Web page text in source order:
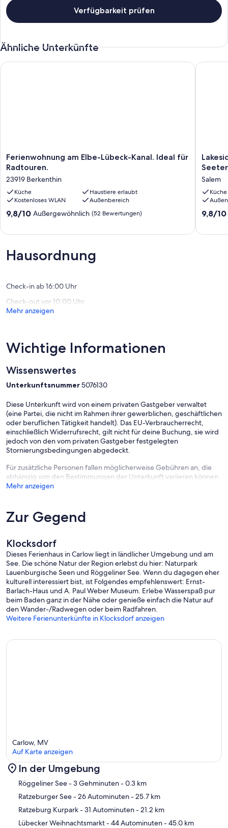
Verfügbarkeit prüfen
Ähnliche Unterkünfte
Ferienwohnung
am
Lübeck-
Kanal.
Ideal
für
Radtouren.
Ferienwohnung am Elbe-Lübeck-Kanal. Ideal für
Radtouren.
23919 Berkenthin
Küche
Haustiere erlaubt
Kostenloses WLAN
Außenbereich
9.8
(52
Bewertungen)
9,8/10 Außergewöhnlich (52 Bewertungen)
Ferienwohnung am Elbe-Lübeck-Kanal. Ideal für Radtouren.
Lakeside
1
direkte
Seelage
Salem
Küche
9.8
9,8/10
Hausordnung
Check-in ab 16:00 Uhr
Check-out vor 10:00 Uhr
Mehr anzeigen
Wichtige Informationen
Wissenswertes
Unterkunftsnummer5076130
Diese Unterkunft wird von einem privaten Gastgeber verwaltet
(eine Partei, die nicht im Rahmen ihrer gewerblichen, geschäftlichen
oder beruflichen Tätigkeit handelt). Das EU-Verbraucherrecht,
einschließlich Widerrufsrecht, gilt nicht für deine Buchung, sie wird
jedoch von den vom privaten Gastgeber festgelegten
Stornierungsbedingungen abgedeckt.
Für zusätzliche Personen fallen möglicherweise Gebühren an, die
abhängig von den Bestimmungen der Unterkunft variieren können.
Mehr anzeigen
Zur Gegend
Klocksdorf
Dieses Ferienhaus in Carlow liegt in ländlicher Umgebung und am
See. Die schöne Natur der Region erlebst du hier: Naturpark
Lauenburgische Seen und Röggeliner See. Wenn du dagegen eher
kulturell interessiert bist, ist Folgendes empfehlenswert: Ernst-
Barlach-Haus und A. Paul Weber Museum. Erlebe Wasserspaß pur
beim Baden ganz in der Nähe oder genieße einfach die Natur auf
den Wander-/Radwegen oder beim Radfahren.
Weitere Ferienunterkünfte in Klocksdorf anzeigen
Karte
Carlow, MV
Auf Karte anzeigen
In der Umgebung
Röggeliner See- 3 Gehminuten- 0.3 km
Ratzeburger See- 26 Autominuten- 25.7 km
Ratzeburg Kurpark- 31 Autominuten- 21.2 km
Lübecker Weihnachtsmarkt- 44 Autominuten- 45.0 km